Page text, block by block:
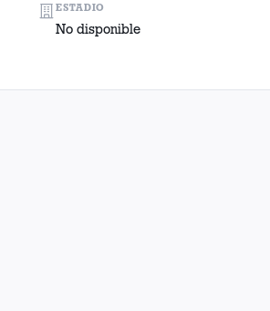
ESTADIO
No disponible